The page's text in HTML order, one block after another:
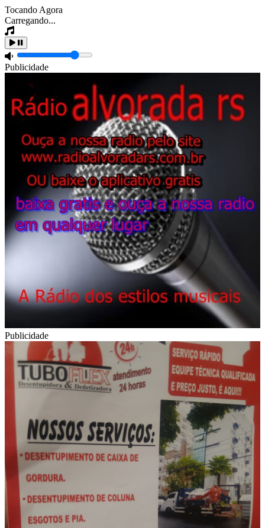
Tocando Agora
Carregando...
Publicidade
Publicidade